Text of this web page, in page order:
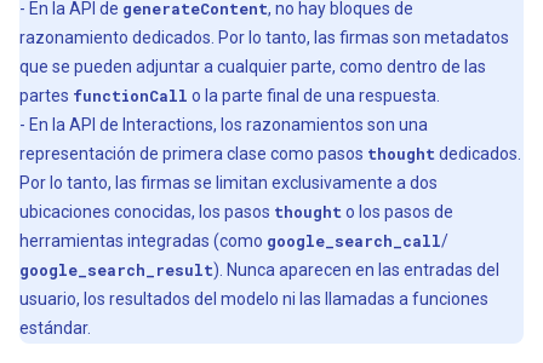
- En la API de generateContent, no hay bloques de
razonamiento dedicados. Por lo tanto, las firmas son metadatos
que se pueden adjuntar a cualquier parte, como dentro de las
partes functionCall o la parte final de una respuesta.
- En la API de Interactions, los razonamientos son una
representación de primera clase como pasos thought dedicados.
Por lo tanto, las firmas se limitan exclusivamente a dos
ubicaciones conocidas, los pasos thought o los pasos de
herramientas integradas (como google_search_call/
google_search_result). Nunca aparecen en las entradas del
usuario, los resultados del modelo ni las llamadas a funciones
estándar.